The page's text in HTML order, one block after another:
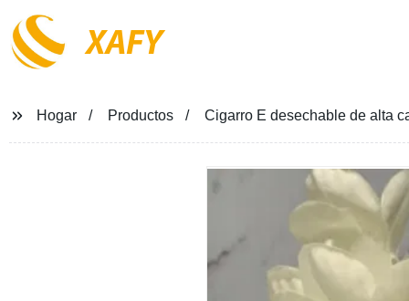
XAFY
Hogar Productos Cigarro E desechable de alta